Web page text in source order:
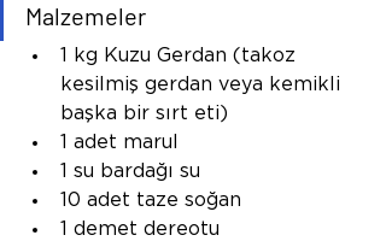
Malzemeler
1 kg Kuzu Gerdan (takoz
kesilmiş gerdan veya kemikli
başka bir sırt eti)
1 adet marul
1 su bardağı su
10 adet taze soğan
1 demet dereotu